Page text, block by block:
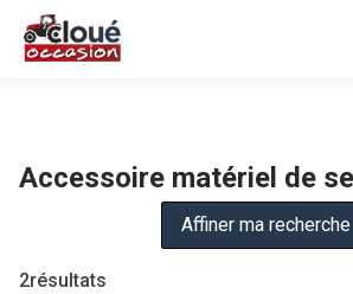
Mes favoris
Accessoire matériel de
2résultats
Affiner ma recherche